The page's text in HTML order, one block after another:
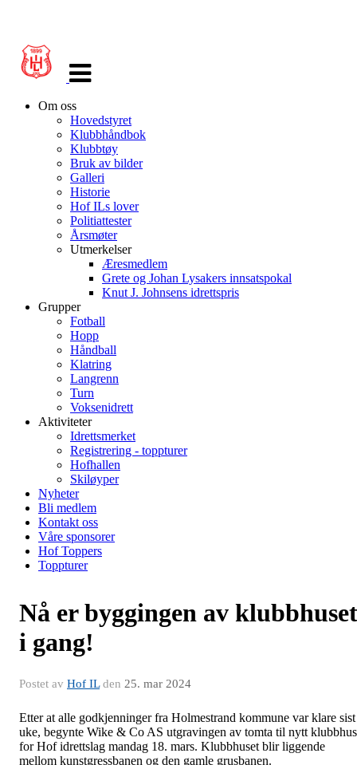
navigasjon
Om oss
Hovedstyret
Klubbhåndbok
Klubbtøy
Bruk av bilder
Galleri
Historie
Hof ILs lover
Politiattester
Årsmøter
Utmerkelser
Æresmedlem
Grete og Johan Lysakers innsatspokal
Knut J. Johnsens idrettspris
Grupper
Fotball
Hopp
Håndball
Klatring
Langrenn
Turn
Voksenidrett
Aktiviteter
Idrettsmerket
Registrering - toppturer
Hofhallen
Skiløyper
Nyheter
Bli medlem
Kontakt oss
Våre sponsorer
Hof Toppers
Toppturer
Nå er byggingen av klubbhuset
i gang!
Postet av Hof ILden 25. mar 2024
Etter at alle godkjenninger fra Holmestrand kommune var klare sist
uke, begynte Wike & Co AS utgravingen av tomta til nytt klubbhus
for Hof idrettslag mandag 18. mars. Klubbhuset blir liggende
mellom kunstgressbanen og den gamle grusbanen.